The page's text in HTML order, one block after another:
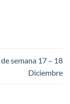
semana 17 – 18
Diciembre